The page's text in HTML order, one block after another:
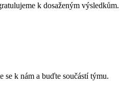
k dosaženým výsledkům.
se k nám a buďte součástí týmu.